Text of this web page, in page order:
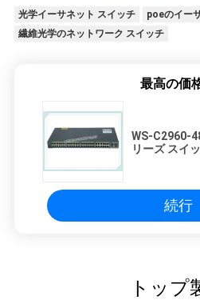
光学イーサネット スイッチ
poeのイー
繊維光学のネットワーク スイッチ
最高の価
WS-C2960-
リーズ スイ
続行
トップ